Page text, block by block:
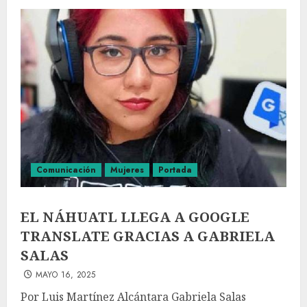
Comunicación Mujeres Portada
EL NÁHUATL LLEGA A GOOGLE
TRANSLATE GRACIAS A GABRIELA
SALAS
MAYO 16, 2025
Por Luis Martínez Alcántara Gabriela Salas